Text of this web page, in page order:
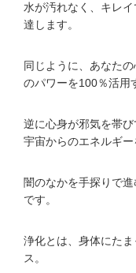
水が汚れなく、キレ
達します。
同じように、あなた
のパワーを100％活用
逆に心身が邪気を帯び
宇宙からのエネルギー
闇のなかを手探りで
です。
浄化とは、身体にた
ス。